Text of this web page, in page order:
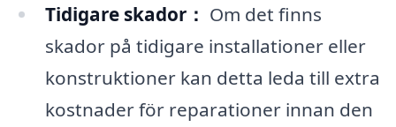
Tidigare skador： Om det finns
skador på tidigare installationer eller
konstruktioner kan detta leda till extra
kostnader för reparationer innan den